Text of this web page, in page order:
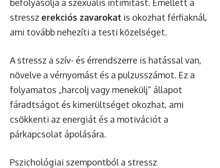
befolyásolja a szexuális intimitást. Emellett a
stressz erekciós zavarokat is okozhat férfiaknál,
ami tovább nehezíti a testi közelséget.
A stressz a szív- és érrendszerre is hatással van,
növelve a vérnyomást és a pulzusszámot. Ez a
folyamatos „harcolj vagy menekülj” állapot
fáradtságot és kimerültséget okozhat, ami
csökkenti az energiát és a motivációt a
párkapcsolat ápolására.
Pszichológiai szempontból a stressz